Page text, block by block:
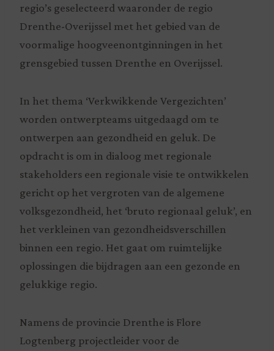
regio’s geselecteerd waaronder de regio
Drenthe-Overijssel met het gebied van de
voormalige hoogveenontginningen in het
grensgebied tussen Drenthe en Overijssel.
In het thema ‘Verkwikkende Vergezichten’
worden ontwerpteams uitgedaagd om te
ontwerpen aan gezondheid en geluk. De
opdracht is om in dialoog met regionale
stakeholders een regionale visie te ontwikkelen
gericht op het vergroten van de algemene
volksgezondheid, het ‘bruto regionaal geluk’, en
het verkleinen van gezondheidsverschillen
binnen een regio. Het gaat om ruimtelijke
oplossingen die bijdragen aan een gezonde en
gelukkige regio.
Namens de provincie Drenthe is Flore
Logtenberg projectleider voor de